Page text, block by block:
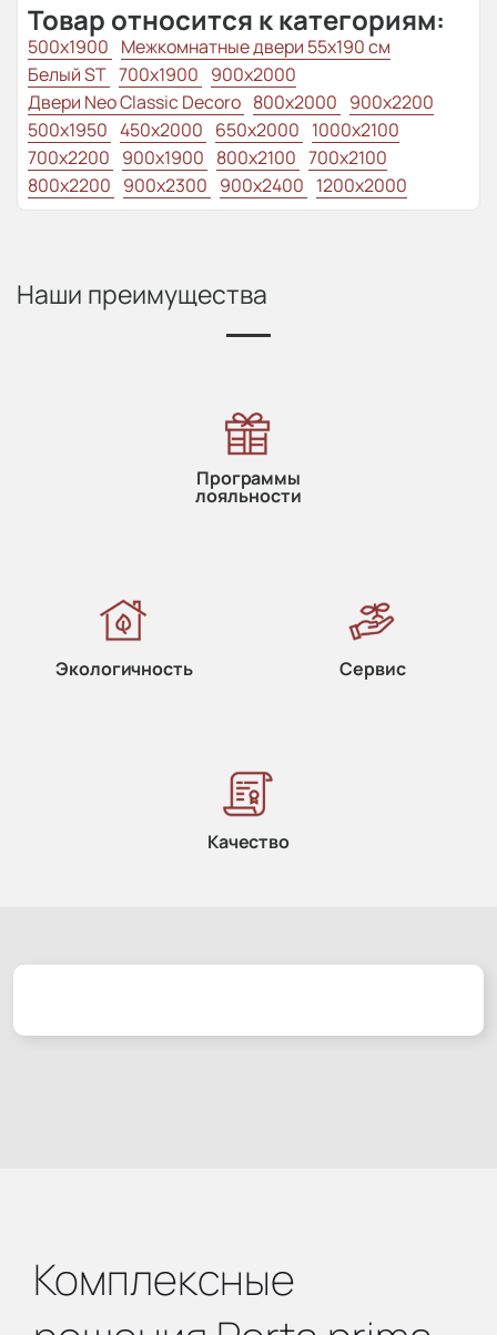
Товар относится к категориям:
500x1900 Межкомнатные двери 55х190 см
Белый ST 700x1900 900x2000
Двери Neo Classic Decoro 800x2000 900x2200
500x1950 450x2000 650x2000 1000x2100
700x2200 900x1900 800x2100 700x2100
800x2200 900x2300 900x2400 1200x2000
Наши преимущества
Программы
лояльности
Экологичность Сервис
Качество
Комплексные